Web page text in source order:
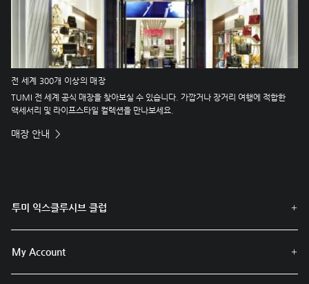
전 세계 300개 이상의 매장
TUMI 전 세계 공식 매장을 찾아보실 수 있습니다. 가깝거나 장거리 여행에 적합한
액세서리 및 라이프스타일 컬렉션을 만나보세요.
매장 안내
투미 익스클루시브 클럽
My Account